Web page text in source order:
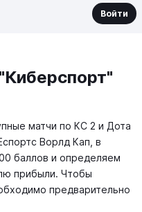
Войти
матчи по КС 2 и Дота
Ворлд Кап, в
баллов и определяем
прибыли. Чтобы
предварительно